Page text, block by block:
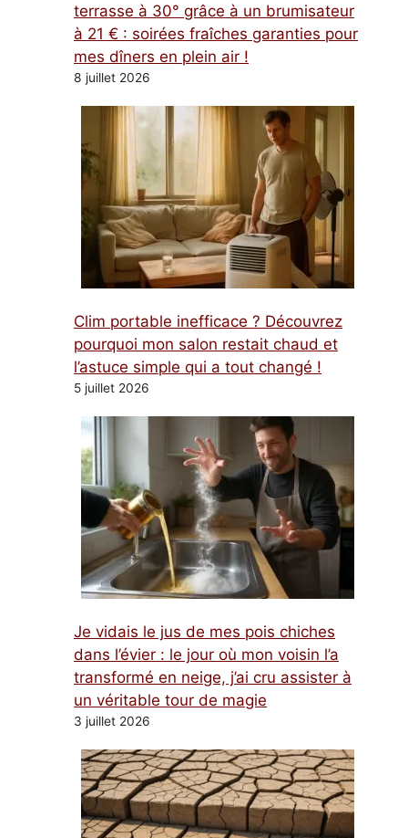
terrasse à 30° grâce à un brumisateur
à 21 € : soirées fraîches garanties pour
mes dîners en plein air !
8 juillet 2026
Clim portable inefficace ? Découvrez
pourquoi mon salon restait chaud et
l’astuce simple qui a tout changé !
5 juillet 2026
Je vidais le jus de mes pois chiches
dans l’évier : le jour où mon voisin l’a
transformé en neige, j’ai cru assister à
un véritable tour de magie
3 juillet 2026